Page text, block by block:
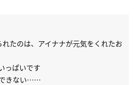
れたのは、アイナナが元気をくれたお
っぱいです
きない……